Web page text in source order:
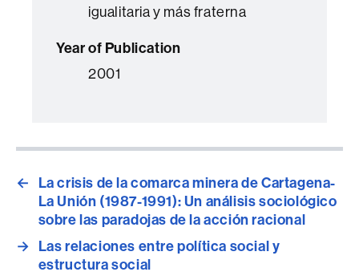
igualitaria y más fraterna
Year of Publication
2001
←
La crisis de la comarca minera de Cartagena-
La Unión (1987-1991): Un análisis sociológico
sobre las paradojas de la acción racional
→ Las relaciones entre política social y
estructura social